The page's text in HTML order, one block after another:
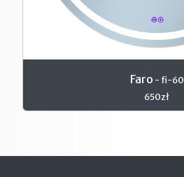
Faro - fi-60
650zł